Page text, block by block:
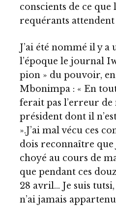
conscients de ce que
requérants attendent
J’ai été nommé il y a
l’époque le journal
pion » du pouvoir,
Mbonimpa : « En
ferait pas l’erreur
président dont il
».J’ai mal vécu ces
dois reconnaître que
choyé au cours de
que pendant ces
28 avril… Je suis
n’ai jamais